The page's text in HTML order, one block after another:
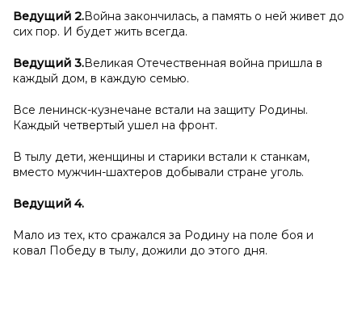
Ведущий 2.Война закончилась, а память о ней живет до
сих пор. И будет жить всегда.
Ведущий 3.Великая Отечественная война пришла в
каждый дом, в каждую семью.
Все ленинск-кузнечане встали на защиту Родины.
Каждый четвертый ушел на фронт.
В тылу дети, женщины и старики встали к станкам,
вместо мужчин-шахтеров добывали стране уголь.
Ведущий 4.
Мало из тех, кто сражался за Родину на поле боя и
ковал Победу в тылу, дожили до этого дня.